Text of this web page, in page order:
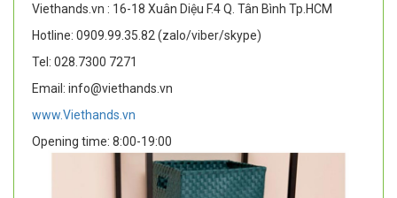
Viethands.vn : 16-18 Xuân Diệu F.4 Q. Tân Bình Tp.HCM
Hotline: 0909.99.35.82 (zalo/viber/skype)
Tel: 028.7300 7271
Email: info@viethands.vn
www.Viethands.vn
Opening time: 8:00-19:00